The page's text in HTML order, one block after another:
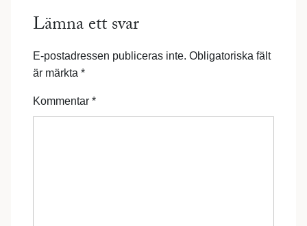
Lämna ett svar
E-postadressen publiceras inte. Obligatoriska fält
är märkta *
Kommentar *